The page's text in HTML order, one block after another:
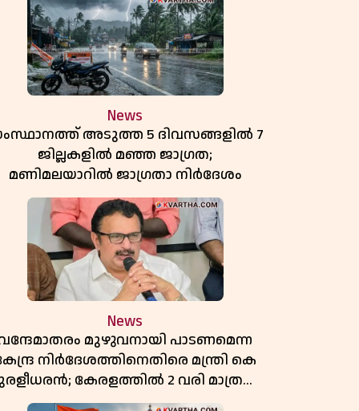
News
അടുത്ത 5 ദിവസങ്ങളിൽ 7
ജില്ലകളിൽ മഞ്ഞ ജാഗ്രത;
മണിമലയാറിൽ ജാഗ്രതാ നിർദേശം
News
മുഴുവനായി പാടണമെന്ന
നിർദേശത്തിനെതിരെ മന്ത്രി കെ
കേരളത്തിൽ 2 വരി മാത്രമേ
ഉണ്ടാകൂ എന്ന് പ്രതികരണം